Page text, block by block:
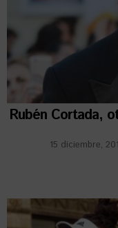
Rubén Cortada,
15 diciembre,